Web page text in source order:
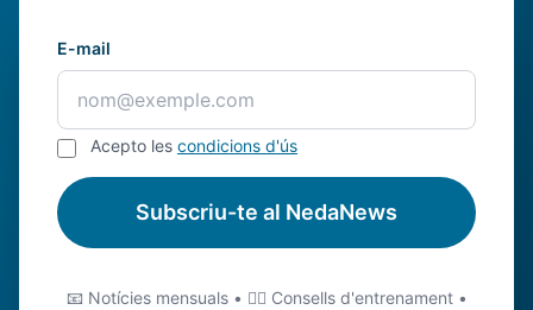
E-mail
Acepto les condicions d'ús
Subscriu-te al NedaNews
📧 Notícies mensuals • 🏊‍♂️ Consells d'entrenament •